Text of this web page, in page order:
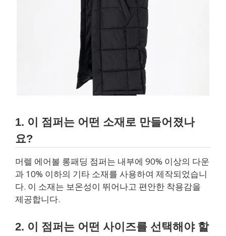
1. 이 점퍼는 어떤 소재로 만들어졌나
요?
머렐 에어볼 롱패딩 점퍼는 내부에 90% 이상의 다운
과 10% 이하의 기타 소재를 사용하여 제작되었습니
다. 이 소재는 보온성이 뛰어나고 편안한 착용감을
제공합니다.
2. 이 점퍼는 어떤 사이즈를 선택해야 할